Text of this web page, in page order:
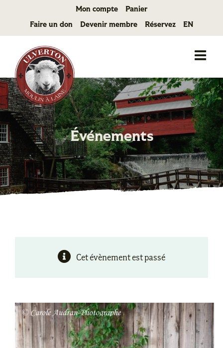
Mon compte Panier
Faire un don Devenir membre Réservez EN
Événements
Cet évènement est passé